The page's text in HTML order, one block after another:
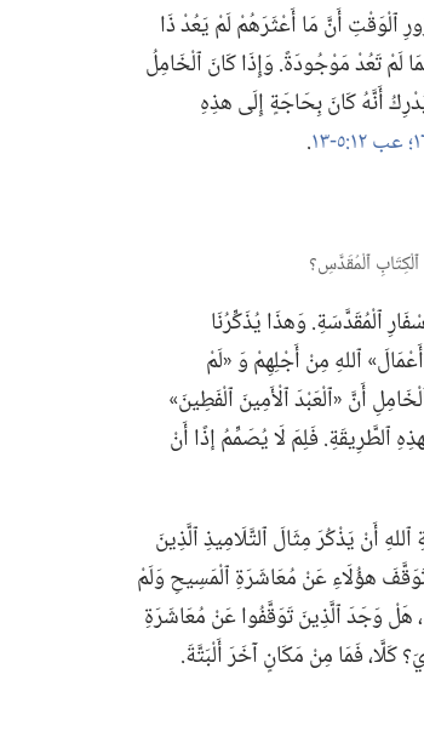
ٱلْوَقْتِ أَنَّ مَا أَعْثَرَهُمْ لَمْ يَعُدْ ذَا
لَمْ تَعُدْ مَوْجُودَةً.‏ وَإِذَا كَانَ ٱلْخَامِلُ
أَنَّهُ كَانَ بِحَاجَةٍ إِلَى هذِهِ
عب ١٢:‏٥-‏١٣
‏.‏
ٱلْمُقَدَّسَةِ.‏ وَهذَا يُذَكِّرُنَا
ٱللهِ مِنْ أَجْلِهِمْ وَ «لَمْ
أَنَّ «ٱلْعَبْدَ ٱلْأَمِينَ ٱلْفَطِينَ»
ٱلطَّرِيقَةِ.‏ فَلِمَ لَا يُصَمِّمُ إذًا أَنْ
أَنْ يَذْكُرَ مِثَالَ ٱلتَّلَامِيذِ ٱلَّذِينَ
هؤُلَاءِ عَنْ مُعَاشَرَةِ ٱلْمَسِيحِ وَلَمْ
هَلْ وَجَدَ ٱلَّذِينَ تَوَقَّفُوا عَنْ مُعَاشَرَةِ
كَلَّا،‏ فَمَا مِنْ مَكَانٍ آخَرَ أَلْبَتَّةَ.‏